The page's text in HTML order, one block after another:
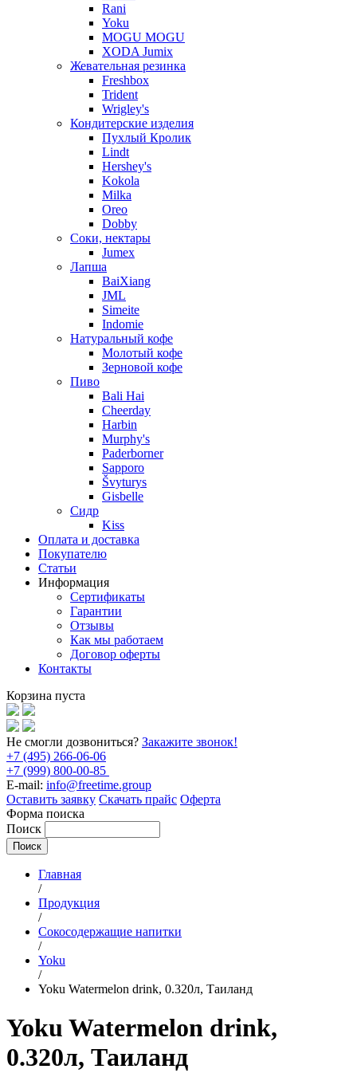
Rani
Yoku
MOGU MOGU
XODA Jumix
Жевательная резинка
Freshbox
Trident
Wrigley's
Кондитерские изделия
Пухлый Кролик
Lindt
Hershey's
Kokola
Milka
Oreo
Dobby
Соки, нектары
Jumex
Лапша
BaiXiang
JML
Simeite
Indomie
Натуральный кофе
Молотый кофе
Зерновой кофе
Пиво
Bali Hai
Cheerday
Harbin
Murphy's
Paderborner
Sapporo
Švyturys
Gisbelle
Сидр
Kiss
Оплата и доставка
Покупателю
Статьи
Информация
Сертификаты
Гарантии
Отзывы
Как мы работаем
Договор оферты
Контакты
Корзина пуста
Не смогли дозвониться? Закажите звонок!
+7 (495) 266-06-06
+7 (999) 800-00-85
E-mail: info@freetime.group
Оставить заявку Скачать прайс Оферта
Форма поиска
Поиск
Главная
/
Продукция
/
Сокосодержащие напитки
/
Yoku
/
Yoku Watermelon drink, 0.320л, Таиланд
Yoku Watermelon drink,
0.320л, Таиланд